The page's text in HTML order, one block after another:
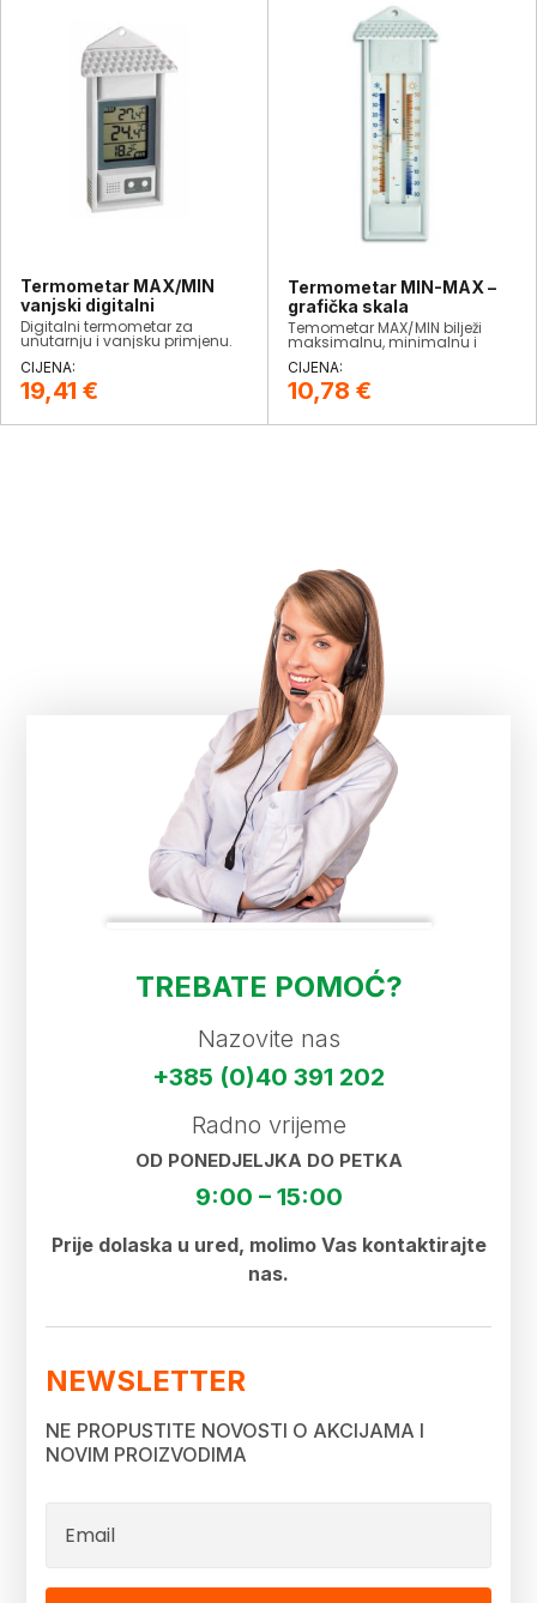
Termometar MAX/MIN
vanjski digitalni
Digitalni termometar za
unutarnju i vanjsku primjenu.
Otporan na vremenske uvijete.
Prikaz trenutne, MIN i MAX
temperature.
19,41 €
Termometar MIN-MAX –
grafička skala
Temometar MAX/MIN bilježi
maksimalnu, minimalnu i
trenutnu temperaturu.
10,78 €
TREBATE POMOĆ?
Nazovite nas
+385 (0)40 391 202
Radno vrijeme
OD PONEDJELJKA DO PETKA
9:00 – 15:00
Prije dolaska u ured, molimo Vas kontaktirajte
nas.
NEWSLETTER
NE PROPUSTITE NOVOSTI O AKCIJAMA I
NOVIM PROIZVODIMA